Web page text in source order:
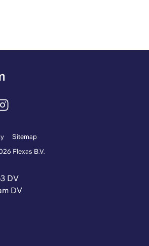
Sitemap
Flexas B.V.
DV
DV